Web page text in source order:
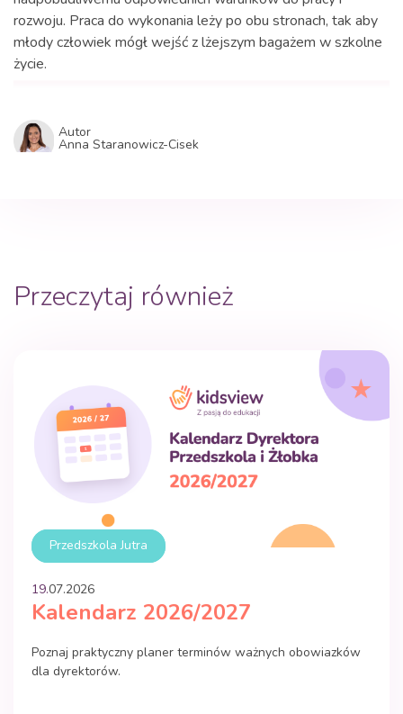
rozwoju. Praca do wykonania leży po obu stronach, tak aby
młody człowiek mógł wejść z lżejszym bagażem w szkolne
życie.
Autor
Anna Staranowicz-Cisek
Przeczytaj również
Przedszkola Jutra
19.07.2026
Kalendarz 2026/2027
Poznaj praktyczny planer terminów ważnych obowiazków
dla dyrektorów.